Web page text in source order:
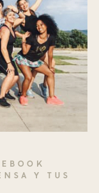
Y TUS